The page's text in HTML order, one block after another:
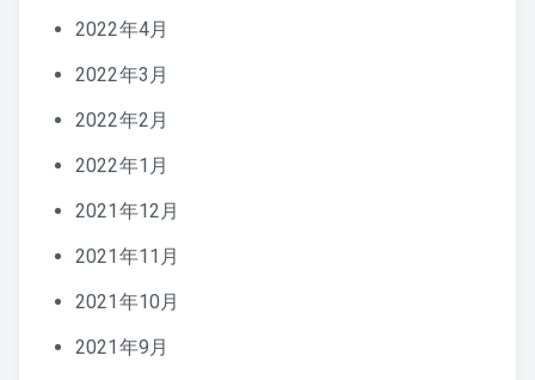
2022年4月
2022年3月
2022年2月
2022年1月
2021年12月
2021年11月
2021年10月
2021年9月